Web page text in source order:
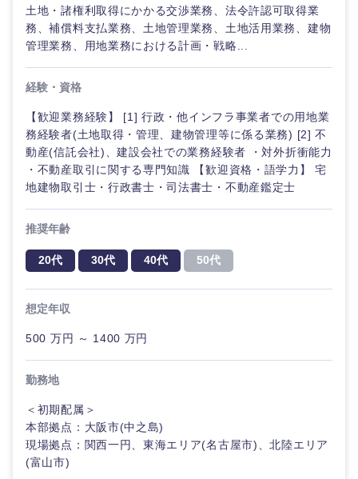
その他
東海地方
岐阜県 静岡県
愛知県
土地・諸権利取得にかかる交渉業務、法令許認可取得業
務、補償料支払業務、土地管理業務、土地活用業務、建物
管理業務、用地業務における計画・戦略...
経験・資格
【歓迎業務経験】 [1] 行政・他インフラ事業者での用地業
務経験者(土地取得・管理、建物管理等に係る業務) [2] 不
動産(信託会社)、建設会社での業務経験者 ・対外折衝能力
・不動産取引に関する専門知識 【歓迎資格・語学力】 宅
地建物取引士・行政書士・司法書士・不動産鑑定士
推奨年齢
20代 30代 40代 50代
想定年収
500 万円 ～ 1400 万円
勤務地
＜初期配属＞
本部拠点：大阪市(中之島)
現場拠点：関西一円、東海エリア(名古屋市)、北陸エリア
(富山市)